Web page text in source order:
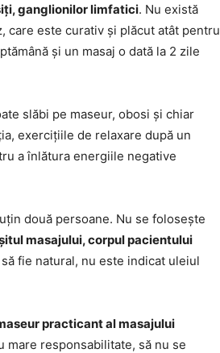
ganglionilor limfatici. Nu există
care este curativ și plăcut atât pentru
și un masaj o dată la 2 zile
slăbi pe maseur, obosi și chiar
exercițiile de relaxare după un
a înlătura energiile negative
două persoane. Nu se folosește
masajului, corpul pacientului
fie natural, nu este indicat uleiul
practicant al masajului
mare responsabilitate, să nu se